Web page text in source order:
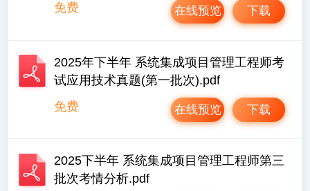
免费
下载
在线预览
2025年下半年 系统集成项目管理工程师考
试应用技术真题(第一批次).pdf
免费
下载
在线预览
2025下半年 系统集成项目管理工程师第三
批次考情分析.pdf